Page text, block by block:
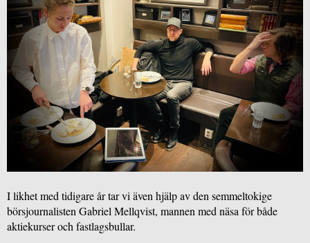
I likhet med tidigare år tar vi även hjälp av den semmeltokige
börsjournalisten Gabriel Mellqvist, mannen med näsa för både
aktiekurser och fastlagsbullar.